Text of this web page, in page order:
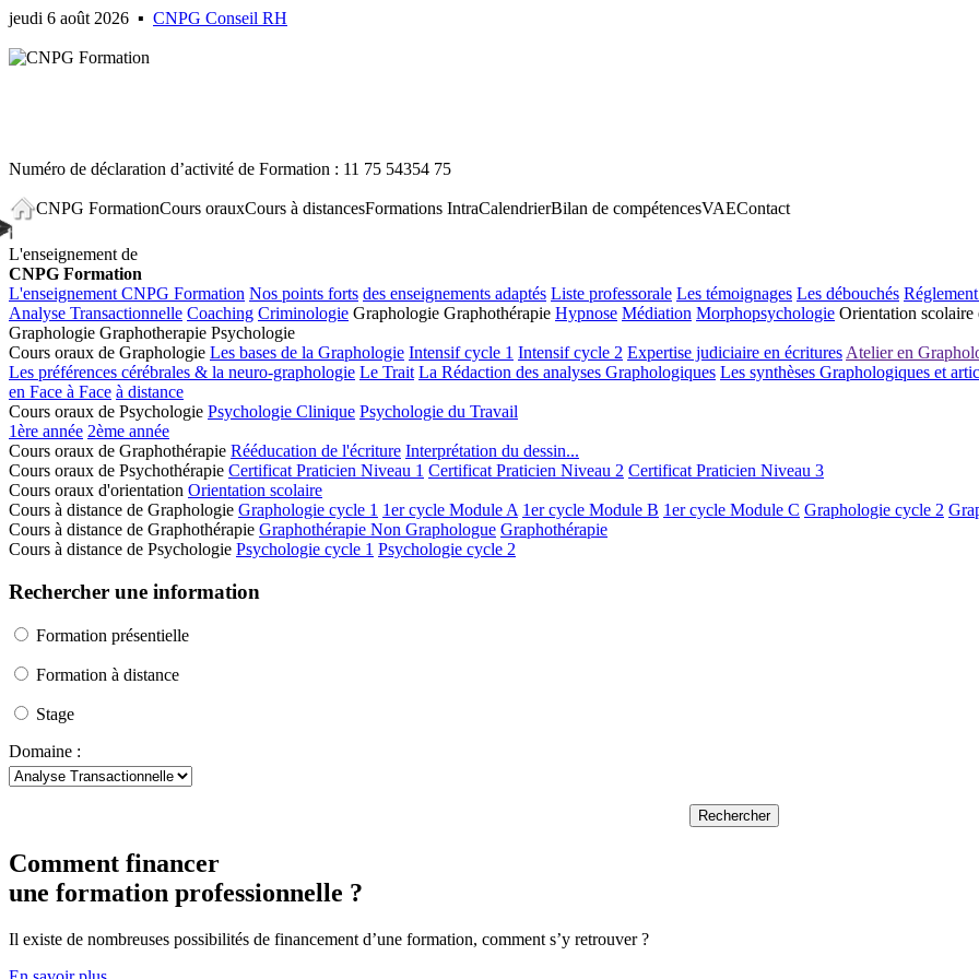
jeudi 6 août 2026 ▪ CNPG Conseil RH
Numéro de déclaration d’activité de Formation : 11 75 54354 75
CNPG FormationCours orauxCours à distancesFormations IntraCalendrierBilan de compétencesVAEContact
L'enseignement de
CNPG Formation
L'enseignement CNPG Formation Nos points forts des enseignements adaptés Liste professorale Les témoignages Les débouchés
Analyse Transactionnelle Coaching Criminologie Graphologie Graphothérapie Hypnose Médiation Morphopsychologie Orientation scolaire
Graphologie Graphotherapie Psychologie
Cours oraux de Graphologie Les bases de la Graphologie Intensif cycle 1 Intensif cycle 2 Expertise judiciaire en écritures Atelier en
Les préférences cérébrales & la neuro-graphologie Le Trait La Rédaction des analyses Graphologiques Les synthèses Graphologiques et
en Face à Face à distance
Cours oraux de Psychologie Psychologie Clinique Psychologie du Travail
1ère année 2ème année
Cours oraux de Graphothérapie Rééducation de l'écriture Interprétation du dessin...
Cours oraux de Psychothérapie Certificat Praticien Niveau 1 Certificat Praticien Niveau 2 Certificat Praticien Niveau 3
Cours oraux d'orientation Orientation scolaire
Cours à distance de Graphologie Graphologie cycle 1 1er cycle Module A 1er cycle Module B 1er cycle Module C Graphologie cycle 2
Cours à distance de Graphothérapie Graphothérapie Non Graphologue Graphothérapie
Cours à distance de Psychologie Psychologie cycle 1 Psychologie cycle 2
Rechercher une information
Formation présentielle
Formation à distance
Stage
Domaine :
Comment financer
une formation professionnelle ?
Il existe de nombreuses possibilités de financement d’une formation, comment s’y retrouver ?